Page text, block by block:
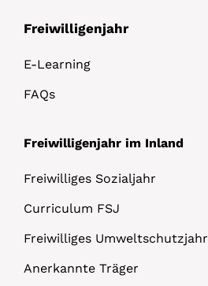
Freiwilligenjahr
E-Learning
FAQs
Freiwilligenjahr im Inland
Freiwilliges Sozialjahr
Curriculum FSJ
Freiwilliges Umweltschutzjahr
Anerkannte Träger